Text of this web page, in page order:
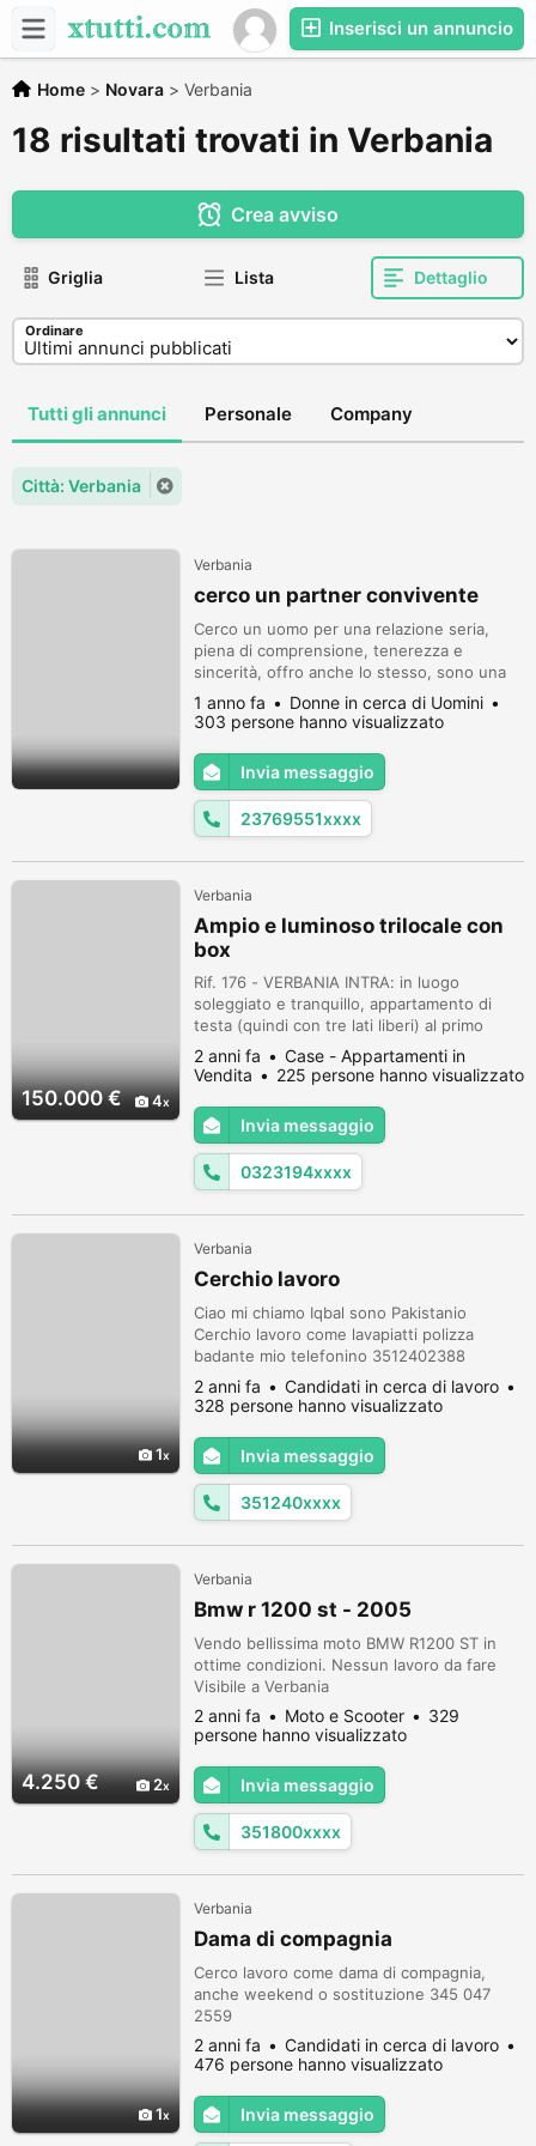
Inserisci un annuncio
Home > Novara > Verbania
18 risultati trovati in Verbania
Crea avviso
Griglia Lista Dettaglio
Ordinare
Tutti gli annunci Personale Company
Città: Verbania
Verbania
cerco un partner convivente
Cerco un uomo per una relazione seria,
piena di comprensione, tenerezza e
sincerità, offro anche lo stesso, sono una
donna nella media. Non cerco beni materiali
o bellezza extra, ma un ragazzo che valga la
pena di entrare nella fase successiva della
nostra vita insieme ---- insieme. Vorrei
incontrare un uomo tra i 40 e i 60 anni. Per
favore, scrivi se sei in...
1 anno fa
Donne in cerca di Uomini
303 persone hanno visualizzato
Invia messaggio
23769551xxxx
150.000 € 4
Verbania
Ampio e luminoso trilocale con
box
Rif. 176 - VERBANIA INTRA: in luogo
soleggiato e tranquillo, appartamento di
testa (quindi con tre lati liberi) al primo
piano con scala d'accesso autonoma.
Composto da ingresso, ampio soggiorno
con camino ed angolo cottura, terrazzino in
corrispondenza. Zona notte con due
camere da letto, bagno. Cantina al piano
cortile, adatta anche per deposito
biciclette...
2 anni fa
Case - Appartamenti in
Vendita
225 persone hanno visualizzato
Invia messaggio
0323194xxxx
1
Verbania
Cerchio lavoro
Ciao mi chiamo Iqbal sono Pakistanio
Cerchio lavoro come lavapiatti polizza
badante mio telefonino 3512402388
whatsapp?
2 anni fa
Candidati in cerca di lavoro
328 persone hanno visualizzato
Invia messaggio
351240xxxx
4.250 € 2
Verbania
Bmw r 1200 st - 2005
Vendo bellissima moto BMW R1200 ST in
ottime condizioni. Nessun lavoro da fare
Visibile a Verbania
2 anni fa Moto e Scooter
329
persone hanno visualizzato
Invia messaggio
351800xxxx
1
Verbania
Dama di compagnia
Cerco lavoro come dama di compagnia,
anche weekend o sostituzione 345 047
2559
2 anni fa
Candidati in cerca di lavoro
476 persone hanno visualizzato
Invia messaggio